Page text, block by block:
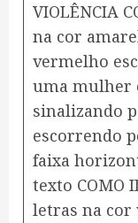
VIOLÊNCIA
na cor
vermelho
uma mulher
sinalizando
escorrendo
faixa
texto COMO
letras na cor